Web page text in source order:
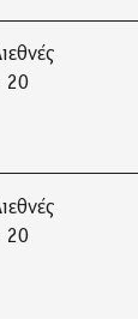
20
20